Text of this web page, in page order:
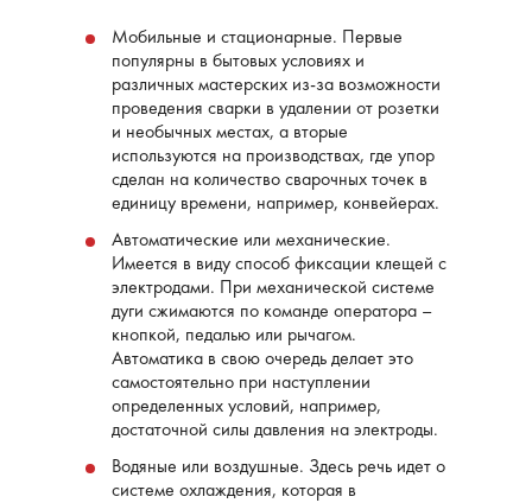
Мобильные и стационарные. Первые
популярны в бытовых условиях и
различных мастерских из-за возможности
проведения сварки в удалении от розетки
и необычных местах, а вторые
используются на производствах, где упор
сделан на количество сварочных точек в
единицу времени, например, конвейерах.
Автоматические или механические.
Имеется в виду способ фиксации клещей с
электродами. При механической системе
дуги сжимаются по команде оператора –
кнопкой, педалью или рычагом.
Автоматика в свою очередь делает это
самостоятельно при наступлении
определенных условий, например,
достаточной силы давления на электроды.
Водяные или воздушные. Здесь речь идет о
системе охлаждения, которая в